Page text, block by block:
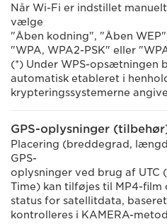
Når Wi-Fi er indstillet
vælge
"Åben kodning", "Åben
"WPA, WPA2-PSK" eller
(*) Under WPS-opsætningen
automatisk etableret i
krypteringssystemerne
GPS-oplysninger
Placering (breddegrad,
GPS-
oplysninger ved brug af UTC
Time) kan tilføjes til MP4-film
status for satellitdata,
kontrolleres i KAMERA-